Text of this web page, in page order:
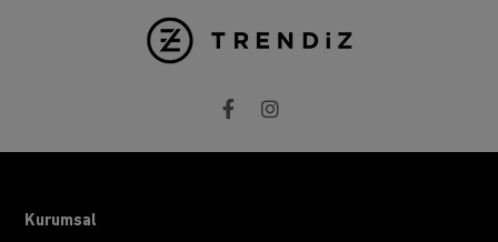
Kurumsal